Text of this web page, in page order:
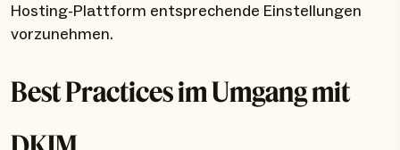
Hosting-Plattform entsprechende Einstellungen
vorzunehmen.
Best Practices im Umgang mit